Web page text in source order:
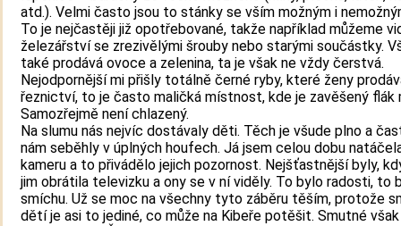
atd.). Velmi často jsou to stánky se vším možným i
To je nejčastěji již opotřebované, takže například můžeme
železářství se zrezivělými šrouby nebo starými součástky.
také prodává ovoce a zelenina, ta je však ne vždy čerstvá.
Nejodpornější mi přišly totálně černé ryby, které ženy
řeznictví, to je často maličká místnost, kde je zavěšený flák
Samozřejmě není chlazený.
Na slumu nás nejvíc dostávaly děti. Těch je všude plno a
nám seběhly v úplných houfech. Já jsem celou dobu
kameru a to přivádělo jejich pozornost. Nejšťastnější byly,
jim obrátila televizku a ony se v ní viděly. To bylo radosti, to
smíchu. Už se moc na všechny tyto záběru těším, protože
dětí je asi to jediné, co může na Kibeře potěšit. Smutné